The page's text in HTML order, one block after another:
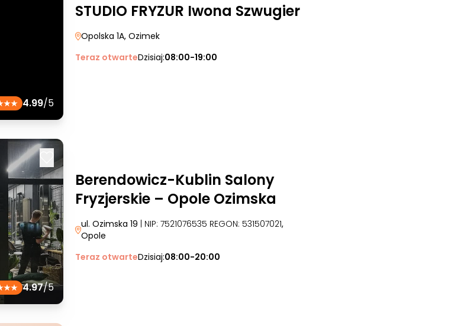
4.99/5
STUDIO FRYZUR Iwona Szwugier
Opolska 1A, Ozimek
Teraz otwarteDzisiaj:08:00-19:00
4.97/5
Berendowicz-Kublin Salony
Fryzjerskie – Opole Ozimska
ul. Ozimska 19 | NIP: 7521076535 REGON: 531507021,
Opole
Teraz otwarteDzisiaj:08:00-20:00